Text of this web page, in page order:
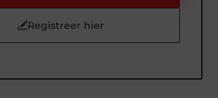
Registreer hier